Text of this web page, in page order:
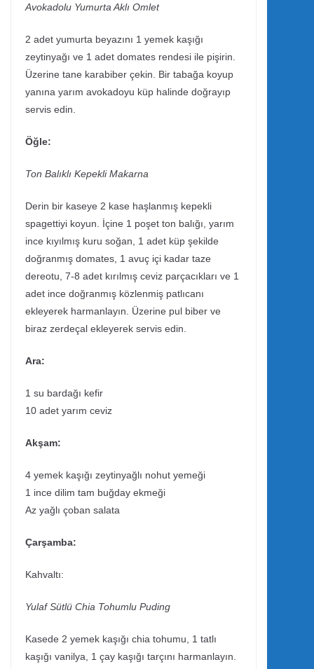
Avokadolu Yumurta Aklı Omlet
2 adet yumurta beyazını 1 yemek kaşığı
zeytinyağı ve 1 adet domates rendesi ile pişirin.
Üzerine tane karabiber çekin. Bir tabağa koyup
yanına yarım avokadoyu küp halinde doğrayıp
servis edin.
Öğle:
Ton Balıklı Kepekli Makarna
Derin bir kaseye 2 kase haşlanmış kepekli
spagettiyi koyun. İçine 1 poşet ton balığı, yarım
ince kıyılmış kuru soğan, 1 adet küp şekilde
doğranmış domates, 1 avuç içi kadar taze
dereotu, 7-8 adet kırılmış ceviz parçacıkları ve 1
adet ince doğranmış közlenmiş patlıcanı
ekleyerek harmanlayın. Üzerine pul biber ve
biraz zerdeçal ekleyerek servis edin.
Ara:
1 su bardağı kefir
10 adet yarım ceviz
Akşam:
4 yemek kaşığı zeytinyağlı nohut yemeği
1 ince dilim tam buğday ekmeği
Az yağlı çoban salata
Çarşamba:
Kahvaltı:
Yulaf Sütlü Chia Tohumlu Puding
Kasede 2 yemek kaşığı chia tohumu, 1 tatlı
kaşığı vanilya, 1 çay kaşığı tarçını harmanlayın.